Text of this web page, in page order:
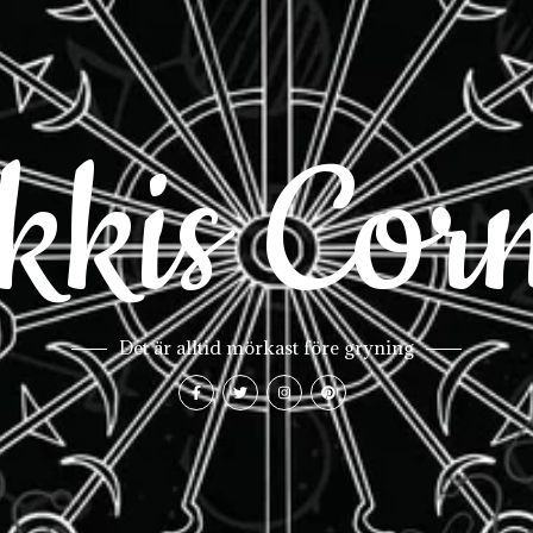
Det är alltid mörkast före gryning